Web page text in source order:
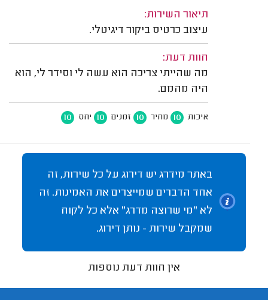
תיאור השירות:
עיצוב כרטיס ביקור דיגיטלי.
חוות דעת:
מה שהייתי צריכה הוא עשה לי וסידר לי, הוא
היה מהמם.
איכות 10 מחיר 10 זמנים 10 יחס 10
באתר מידרג יש דירוג על כל שירות, זה
אחד הדברים שמייצרים את האמינות. זה
לא "מי שרוצה מדרג" אלא כל לקוח
שמקבל שירות - נותן דירוג.
אין חוות דעת נוספות